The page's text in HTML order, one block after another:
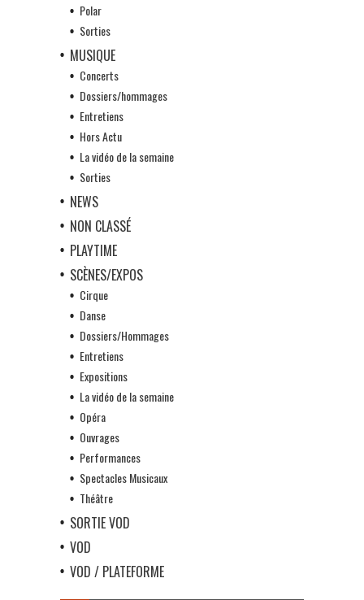
Polar
Sorties
MUSIQUE
Concerts
Dossiers/hommages
Entretiens
Hors Actu
La vidéo de la semaine
Sorties
NEWS
NON CLASSÉ
PLAYTIME
SCÈNES/EXPOS
Cirque
Danse
Dossiers/Hommages
Entretiens
Expositions
La vidéo de la semaine
Opéra
Ouvrages
Performances
Spectacles Musicaux
Théâtre
SORTIE VOD
VOD
VOD / PLATEFORME